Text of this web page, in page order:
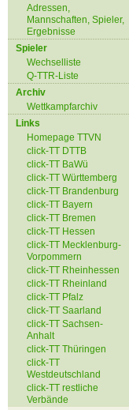
Adressen,
Mannschaften, Spieler,
Ergebnisse
Spieler
Wechselliste
Q-TTR-Liste
Archiv
Wettkampfarchiv
Links
Homepage TTVN
click-TT DTTB
click-TT BaWü
click-TT Württemberg
click-TT Brandenburg
click-TT Bayern
click-TT Bremen
click-TT Hessen
click-TT Mecklenburg-
Vorpommern
click-TT Rheinhessen
click-TT Rheinland
click-TT Pfalz
click-TT Saarland
click-TT Sachsen-
Anhalt
click-TT Thüringen
click-TT
Westdeutschland
click-TT restliche
Verbände